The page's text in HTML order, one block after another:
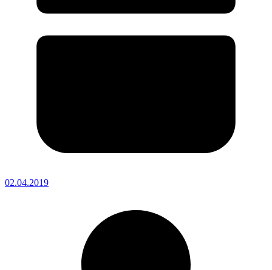
02.04.2019